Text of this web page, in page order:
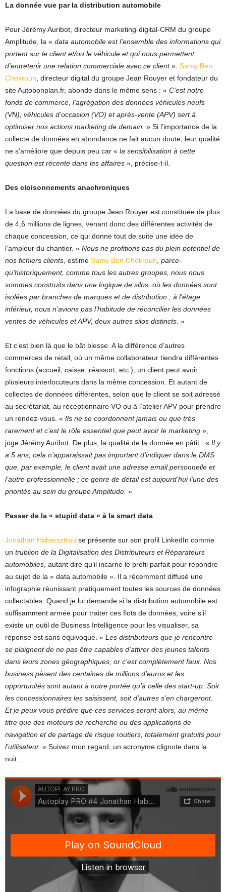
La donnée vue par la distribution automobile
Pour Jérémy Auribot, directeur marketing-digital-CRM du groupe
Amplitude, la « data automobile est l’ensemble des informations qui
portent sur le client et/ou le véhicule et qui nous permettent
d’entretenir une relation commerciale avec ce client». Samy Ben
Chekroun , directeur digital du groupe Jean Rouyer et fondateur du
site Autobonplan.fr, abonde dans le même sens : « C’est notre
fonds de commerce, l’agrégation des données véhicules neufs
(VN), véhicules d’occasion (VO) et après-vente (APV) sert à
optimiser nos actions marketing de demain. » Si l’importance de la
collecte de données en abondance ne fait aucun doute, leur qualité
ne s’améliore que depuis peu car « la sensibilisation à cette
question est récente dans les affaires », précise-t-il.
Des cloisonnements anachroniques
La base de données du groupe Jean Rouyer est constituée de plus
de 4,6 millions de lignes, venant donc des différentes activités de
chaque concession, ce qui donne tout de suite une idée de
l’ampleur du chantier. « Nous ne profitions pas du plein potentiel de
nos fichiers clients , estime Samy Ben Chekroun parce-
qu’historiquement, comme tous les autres groupes, nous nous
sommes construits dans une logique de silos, où les données sont
isolées par branches de marques et de distribution ; à l’étage
inférieur, nous n’avions pas l’habitude de réconcilier les données
ventes de véhicules et APV, deux autres silos distincts. »
Et c’est bien là que le bât blesse. A la différence d’autres
commerces de retail, où un même collaborateur tiendra différentes
fonctions (accueil, caisse, réassort, etc.), un client peut avoir
plusieurs interlocuteurs dans la même concession. Et autant de
collectes de données différentes, selon que le client se soit adressé
au secrétariat, au réceptionnaire VO ou à l’atelier APV pour prendre
un rendez-vous. « Ils ne se coordonnent jamais ou que très
rarement et c’est le rôle essentiel que peut avoir le marketing »,
juge Jérémy Auribot. De plus, la qualité de la donnée en pâtit : « Il y
a 5 ans, cela n’apparaissait pas important d’indiquer dans le DMS
que, par exemple, le client avait une adresse email personnelle et
l’autre professionnelle ; ce genre de détail est aujourd’hui l’une des
priorités au sein du groupe Amplitude. »
Passer de la « stupid data » à la smart data
Jonathan Habersztrau se présente sur son profil LinkedIn comme
un trublion de la Digitalisation des Distributeurs et Réparateurs
automobiles , autant dire qu’il incarne le profil parfait pour répondre
au sujet de la « data automobile ». Il a récemment diffusé une
infographie réunissant pratiquement toutes les sources de données
collectables. Quand je lui demande si la distribution automobile est
suffisamment armée pour traiter ces flots de données, voire s’il
existe un outil de Business Intelligence pour les visualiser, sa
réponse est sans équivoque. « Les distributeurs que je rencontre
se plaignent de ne pas être capables d’attirer des jeunes talents
dans leurs zones géographiques, or c’est complètement faux. Nos
business pèsent des centaines de millions d’euros et les
opportunités sont autant à notre portée qu’à celle des start-up. Soit
les concessionnaires les saisissent, soit d’autres s’en chargeront.
Et je peux vous prédire que ces services seront alors, au même
titre que des moteurs de recherche ou des applications de
navigation et de partage de risque routiers, totalement gratuits pour
l’utilisateur. » Suivez mon regard, un acronyme clignote dans la
nuit…